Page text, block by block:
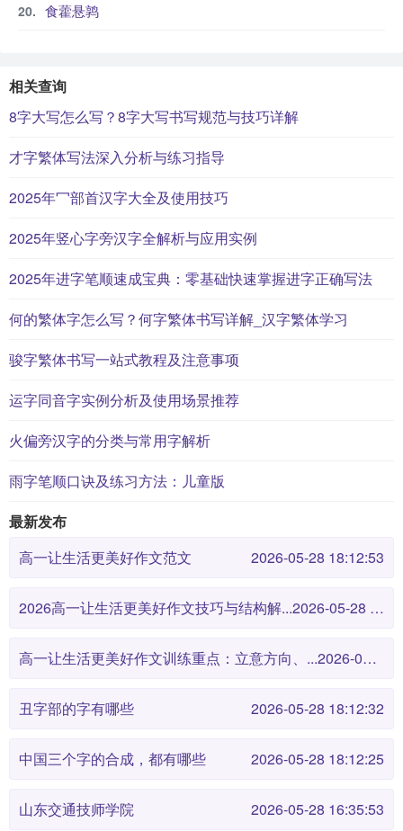
食藿悬鹑
相关查询
8字大写怎么写？8字大写书写规范与技巧详解
才字繁体写法深入分析与练习指导
2025年冖部首汉字大全及使用技巧
2025年竖心字旁汉字全解析与应用实例
2025年进字笔顺速成宝典：零基础快速掌握进字正确写法
何的繁体字怎么写？何字繁体书写详解_汉字繁体学习
骏字繁体书写一站式教程及注意事项
运字同音字实例分析及使用场景推荐
火偏旁汉字的分类与常用字解析
雨字笔顺口诀及练习方法：儿童版
最新发布
高一让生活更美好作文范文
2026-05-28 18:12:53
2026高一让生活更美好作文技巧与结构解... 2026-05-28 18:12:46
高一让生活更美好作文训练重点：立意方向、... 2026-05-28 18:12:38
丑字部的字有哪些 2026-05-28 18:12:32
中国三个字的合成，都有哪些 2026-05-28 18:12:25
山东交通技师学院 2026-05-28 16:35:53